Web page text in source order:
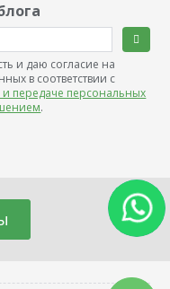
и даю согласие на
в соответствии с
передаче персональных
.